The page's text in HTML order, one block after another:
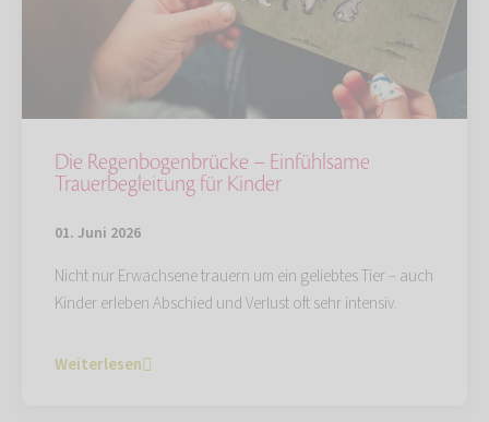
Die Regenbogenbrücke – Einfühlsame
Trauerbegleitung für Kinder
01. Juni 2026
Nicht nur Erwachsene trauern um ein geliebtes Tier – auch
Kinder erleben Abschied und Verlust oft sehr intensiv.
Weiterlesen